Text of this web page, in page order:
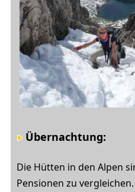
Übernachtung:
Die Hütten in den Alpen
Pensionen zu